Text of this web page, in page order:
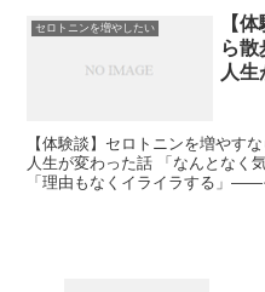
セロトニンを増やしたい
【
ら散
人
【体験談】セロトニンを増やす
人生が変わった話 「なんとなく
「理由もなくイライラする」